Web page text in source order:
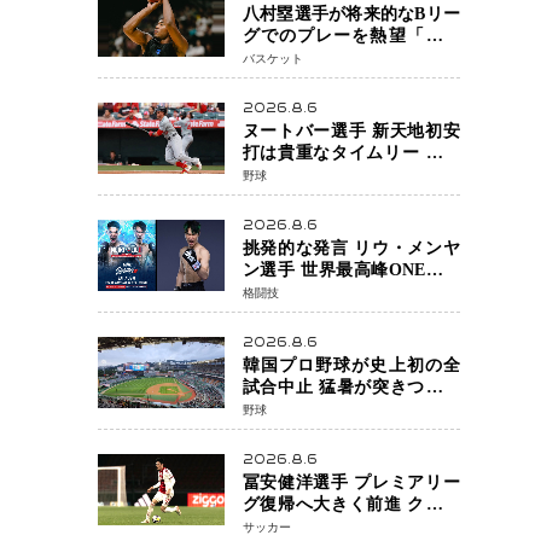
八村塁選手が将来的なBリー
グでのプレーを熱望「一つ
の夢ですね」スター帰還が
リーグ価値を押し上げる可
能性
バスケット
2026.8.6
ヌートバー選手 新天地初安
打は貴重なタイムリー 本拠
地ファンが大歓声 笑顔で歓
喜
野球
2026.8.6
挑発的な発言 リウ・メンヤ
ン選手 世界最高峰ONEで浮
き彫りになる 日本キックボ
クシングが直面する“技術
戦”の現在地
格闘技
2026.8.6
韓国プロ野球が史上初の全
試合中止 猛暑が突きつけた
「屋外スポーツの限界」 日
本発のドーム型施設時代へ
野球
2026.8.6
冨安健洋選手 プレミアリー
グ復帰へ大きく前進 クリス
タルパレス加入目前 メディ
サッカー